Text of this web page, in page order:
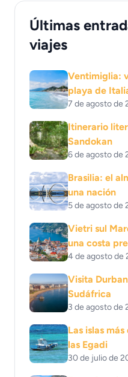
Últimas
viajes
Ventimiglia:
playa de
7 de agosto de
Itinerario
Sandokan
6 de agosto de
Brasilia: el
una nación
5 de agosto de
Vietri sul
una costa
4 de agosto de
Visita
Sudáfrica
3 de agosto de
Las islas
las Egadi
30 de julio de